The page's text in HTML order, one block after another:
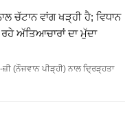
ਚੱਟਾਨ ਵਾਂਗ ਖੜ੍ਹੀ ਹੈ; ਵਿਧਾਨ
ਰਹੇ ਅੱਤਿਆਚਾਰਾਂ ਦਾ ਮੁੱਦਾ
(ਨੌਜਵਾਨ ਪੀੜ੍ਹੀ) ਨਾਲ ਦ੍ਰਿੜ੍ਹਤਾ